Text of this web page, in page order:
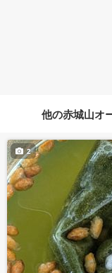
他の赤城山オ
2